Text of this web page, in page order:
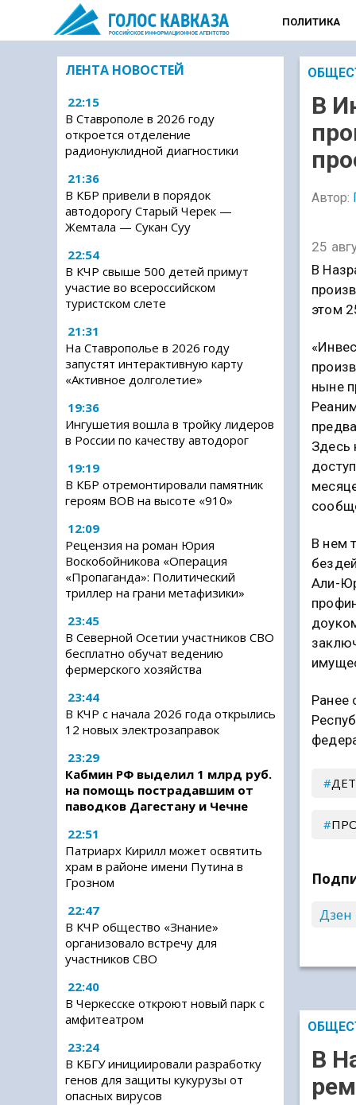
ПОЛИТИКА
ЛЕНТА НОВОСТЕЙ
22:15
В Ставрополе в 2026 году
откроется отделение
радионуклидной диагностики
21:36
В КБР привели в порядок
автодорогу Старый Черек —
Жемтала — Сукан Суу
22:54
В КЧР свыше 500 детей примут
участие во всероссийском
туристском слете
21:31
На Ставрополье в 2026 году
запустят интерактивную карту
«Активное долголетие»
19:36
Ингушетия вошла в тройку лидеров
в России по качеству автодорог
19:19
В КБР отремонтировали памятник
героям ВОВ на высоте «910»
12:09
Рецензия на роман Юрия
Воскобойникова «Операция
«Пропаганда»: Политический
триллер на грани метафизики»
23:45
В Северной Осетии участников СВО
бесплатно обучат ведению
фермерского хозяйства
23:44
В КЧР с начала 2026 года открылись
12 новых электрозаправок
23:29
Кабмин РФ выделил 1 млрд руб.
на помощь пострадавшим от
паводков Дагестану и Чечне
22:51
Патриарх Кирилл может освятить
храм в районе имени Путина в
Грозном
22:47
В КЧР общество «Знание»
организовало встречу для
участников СВО
22:40
В Черкесске откроют новый парк с
амфитеатром
23:24
В КБГУ инициировали разработку
генов для защиты кукурузы от
опасных вирусов
В
Автор:
25
В
этом
ныне
Здесь
В нем
Али-
Ранее
Дзен
В